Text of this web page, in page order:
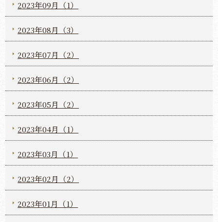
2023年09月（1）
2023年08月（3）
2023年07月（2）
2023年06月（2）
2023年05月（2）
2023年04月（1）
2023年03月（1）
2023年02月（2）
2023年01月（1）